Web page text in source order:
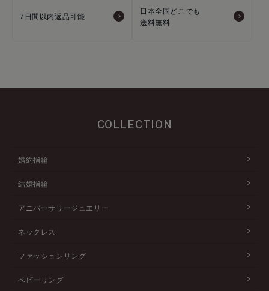
7日間以内返品可能
日本全国どこでも
送料無料
COLLECTION
婚約指輪
結婚指輪
アニバーサリージュエリー
ネックレス
ファッションリング
ベビーリング